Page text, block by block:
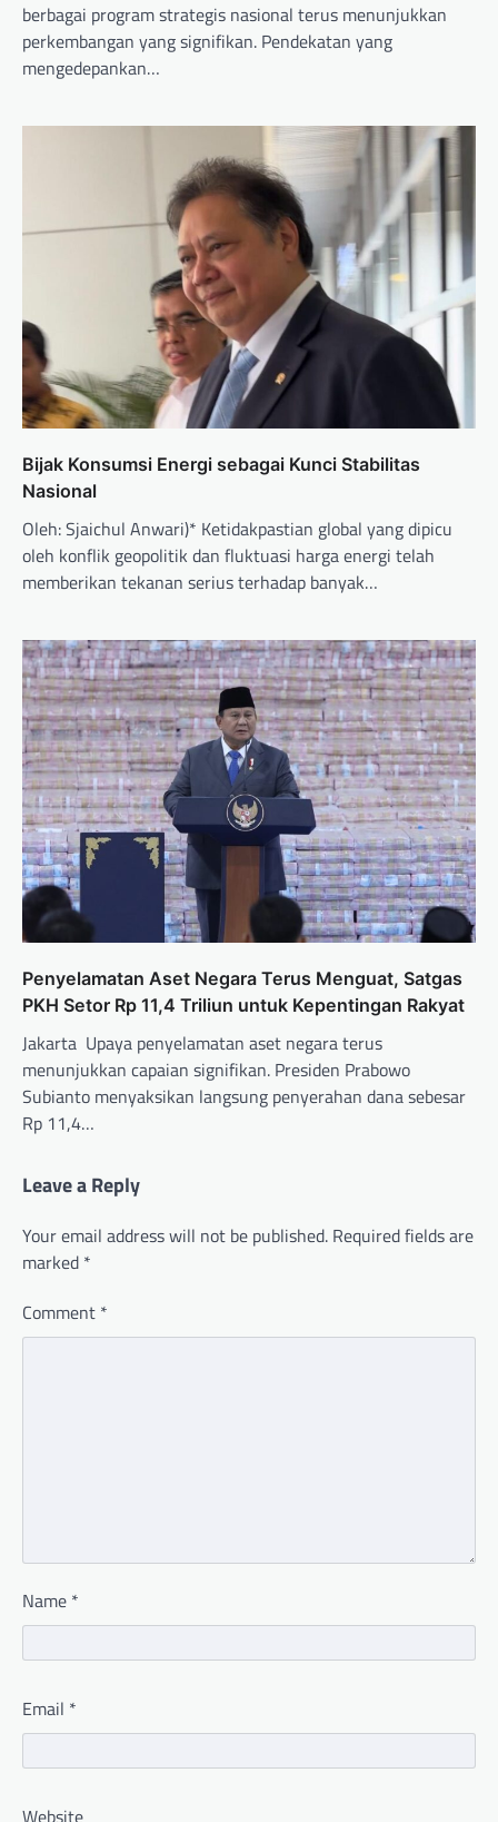
berbagai program strategis nasional terus menunjukkan
perkembangan yang signifikan. Pendekatan yang
mengedepankan…
Bijak Konsumsi Energi sebagai Kunci Stabilitas
Nasional
Oleh: Sjaichul Anwari)* Ketidakpastian global yang dipicu
oleh konflik geopolitik dan fluktuasi harga energi telah
memberikan tekanan serius terhadap banyak…
Penyelamatan Aset Negara Terus Menguat, Satgas
PKH Setor Rp 11,4 Triliun untuk Kepentingan Rakyat
Jakarta  Upaya penyelamatan aset negara terus
menunjukkan capaian signifikan. Presiden Prabowo
Subianto menyaksikan langsung penyerahan dana sebesar
Rp 11,4…
Leave a Reply
Your email address will not be published. Required fields are
marked *
Comment *
Name *
Email *
Website